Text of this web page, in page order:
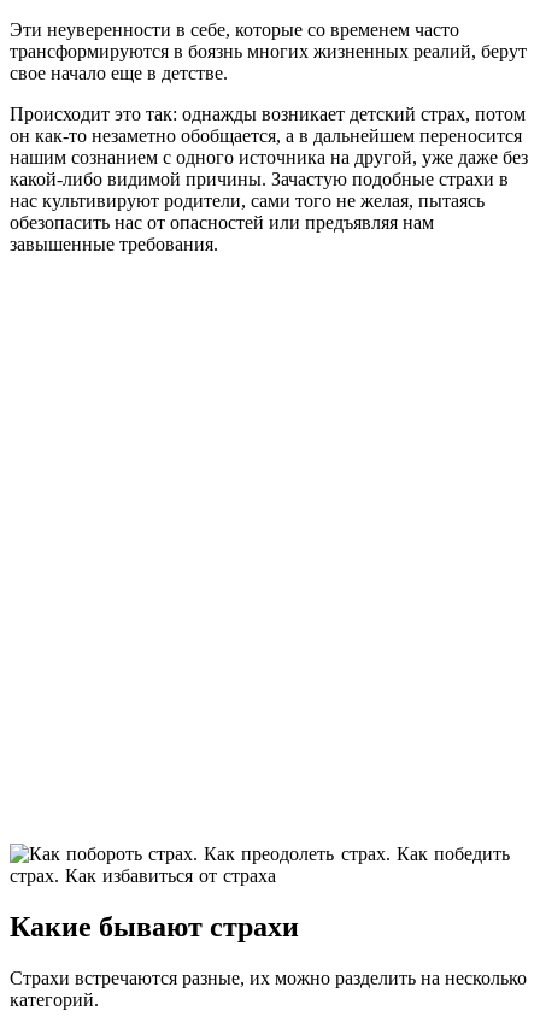
Эти неуверенности в себе, которые со временем часто
трансформируются в боязнь многих жизненных реалий, берут
свое начало еще в детстве.
Происходит это так: однажды возникает детский страх, потом
он как-то незаметно обобщается, а в дальнейшем переносится
нашим сознанием с одного источника на другой, уже даже без
какой-либо видимой причины. Зачастую подобные страхи в
нас культивируют родители, сами того не желая, пытаясь
обезопасить нас от опасностей или предъявляя нам
завышенные требования.
Какие бывают страхи
Страхи встречаются разные, их можно разделить на несколько
категорий.